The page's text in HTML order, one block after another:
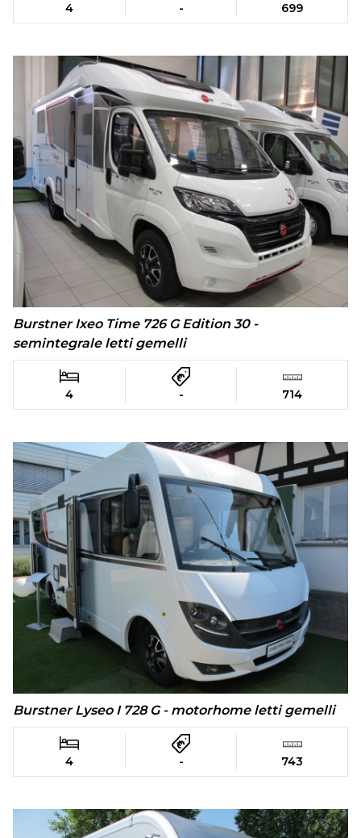
4 - 699
Burstner Ixeo Time 726 G Edition 30 -
semintegrale letti gemelli
4 - 714
Burstner Lyseo I 728 G - motorhome letti gemelli
4 - 743